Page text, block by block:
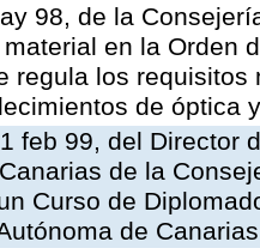
98, de la
en la Orden
regula los
de óptica
feb 99, del Director
de la
Curso de
de Canarias